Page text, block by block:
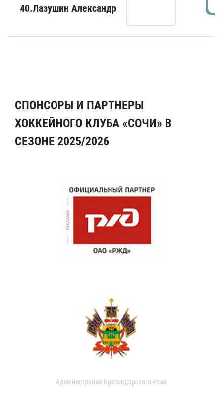
40.Лазушин Александр
СПОНСОРЫ И ПАРТНЕРЫ
ХОККЕЙНОГО КЛУБА «СОЧИ» В
СЕЗОНЕ 2025/2026
Администрация Краснодарского края